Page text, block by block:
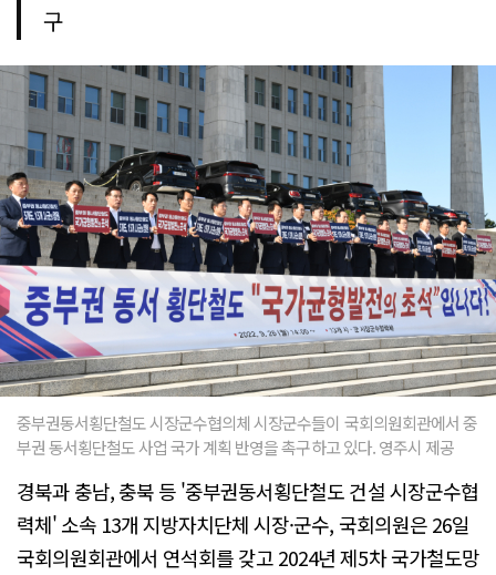
구
중부권동서횡단철도 시장군수협의체 시장군수들이 국회의원회관에서 중
부권 동서횡단철도 사업 국가 계획 반영을 촉구하고 있다. 영주시 제공
경북과 충남, 충북 등 '중부권동서횡단철도 건설 시장군수협
력체' 소속 13개 지방자치단체 시장·군수, 국회의원은 26일
국회의원회관에서 연석회를 갖고 2024년 제5차 국가철도망